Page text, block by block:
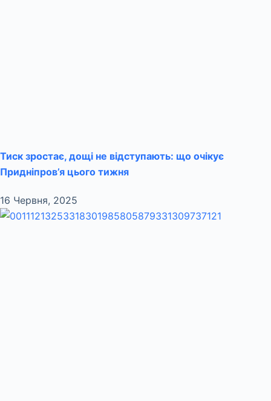
Тиск зростає, дощі не відступають: що очікує
Придніпров’я цього тижня
16 Червня, 2025